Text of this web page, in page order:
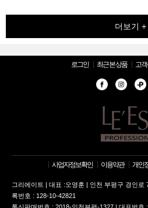
더보기 +
로그인 최근 본 상품 고
사업자정보확인 이용약관 개인
그리에이트 | 대표 :오영훈 | 인천 부평구 경인로
록번호 : 128-10-42821